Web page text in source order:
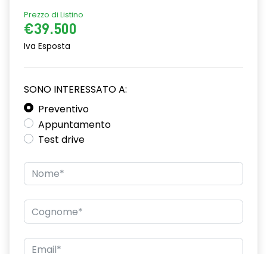
Prezzo di Listino
€39.500
Iva Esposta
SONO INTERESSATO A:
Preventivo
Appuntamento
Test drive